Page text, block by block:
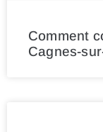
Comment
Cagnes-